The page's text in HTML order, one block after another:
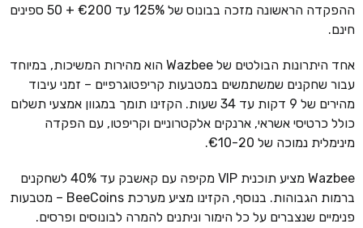
ההפקדה הראשונה מזכה בבונוס של 125% עד €200 + 50 ספינים
חינם.
אחד היתרונות הבולטים של Wazbee הוא מהירות המשיכות, במיוחד
עבור שחקנים שמשתמשים במטבעות קריפטוגרפיים – זמני עיבוד
מהירים של 9 דקות עד 34 שעות. הקזינו תומך במגוון אמצעי תשלום
כולל כרטיסי אשראי, ארנקים אלקטרוניים וקריפטו, עם הפקדה
מינימלית נמוכה של €10-20.
Wazbee מציע תוכנית VIP מקיפה עם קאשבק עד 40% לשחקנים
ברמות הגבוהות. בנוסף, הקזינו מציע מערכת BeeCoins – מטבעות
פנימיים שנצברים על כל הימור וניתנים להמרה לבונוסים ופרסים.